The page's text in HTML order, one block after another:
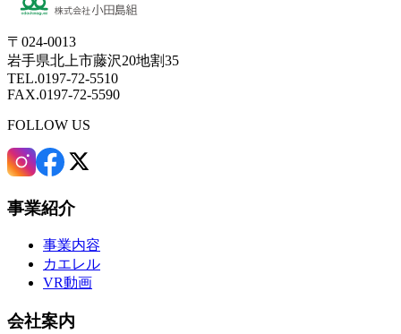
〒024-0013
岩手県北上市藤沢20地割35
TEL.0197-72-5510
FAX.0197-72-5590
FOLLOW US
事業紹介
事業内容
カエレル
VR動画
会社案内